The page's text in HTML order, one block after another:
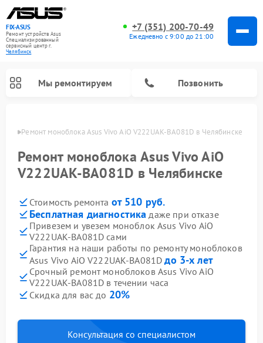
FIX-ASUS
Ремонт устройств Asus
Специализированный
cервисный центр г.
Челябинск
+7 (351) 200-70-49
Ежедневно с 9:00 до 21:00
Мы ремонтируем Позвонить
Ремонт моноблока Asus Vivo AiO V222UAK-BA081D в Челябинске
Ремонт моноблока Asus Vivo AiO
V222UAK-BA081D в Челябинске
Стоимость ремонта от 510 руб.
Бесплатная диагностика даже при отказе
Привезем и увезем моноблок Asus Vivo AiO
V222UAK-BA081D сами
Гарантия на наши работы по ремонту моноблоков
Asus Vivo AiO V222UAK-BA081Dдо 3-х лет
Срочный ремонт моноблоков Asus Vivo AiO
V222UAK-BA081D в течении часа
Скидка для вас до 20%
Консультация со специалистом